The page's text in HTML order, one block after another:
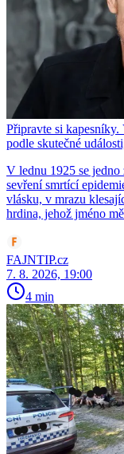
Připravte si
podle skutečné
V lednu 1925 se
sevření smrtící
vlásku, v mrazu
hrdina, jehož jméno
FAJNTIP.cz
7. 8. 2026, 19:00
4 min